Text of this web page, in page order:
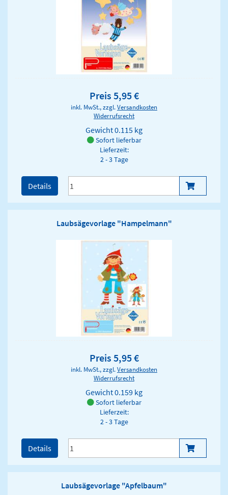
Preis 5,95 €
inkl. MwSt., zzgl.Versandkosten
Widerrufsrecht
Gewicht0.115 kg
Sofort lieferbar
Lieferzeit:
2 - 3 Tage
Details
Laubsägevorlage "Hampelmann"
Preis 5,95 €
inkl. MwSt., zzgl.Versandkosten
Widerrufsrecht
Gewicht0.159 kg
Sofort lieferbar
Lieferzeit:
2 - 3 Tage
Details
Laubsägevorlage "Apfelbaum"